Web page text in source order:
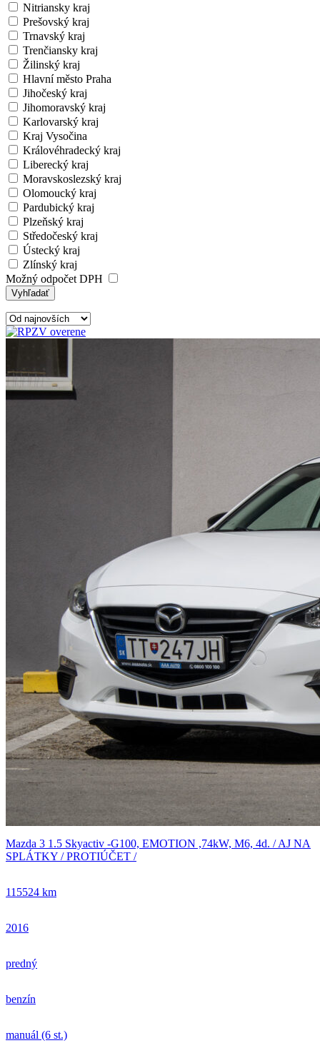
Nitriansky kraj
Prešovský kraj
Trnavský kraj
Trenčiansky kraj
Žilinský kraj
Hlavní město Praha
Jihočeský kraj
Jihomoravský kraj
Karlovarský kraj
Kraj Vysočina
Královéhradecký kraj
Liberecký kraj
Moravskoslezský kraj
Olomoucký kraj
Pardubický kraj
Plzeňský kraj
Středočeský kraj
Ústecký kraj
Zlínský kraj
Možný odpočet DPH
Vyhľadať
Mazda 3 1.5 Skyactiv -G100, EMOTION ,74kW, M6, 4d. / AJ NA
SPLÁTKY / PROTIÚČET /
115524 km
2016
predný
benzín
manuál (6 st.)